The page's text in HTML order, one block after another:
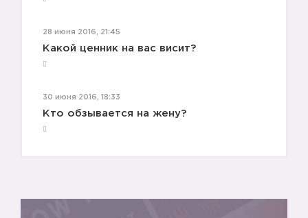
28 июня 2016, 21:45
Какой ценник на вас висит?
30 июня 2016, 18:33
Кто обзывается на жену?